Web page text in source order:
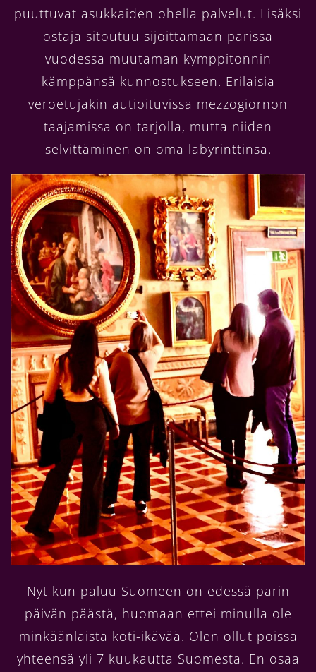
puuttuvat asukkaiden ohella palvelut. Lisäksi
ostaja sitoutuu sijoittamaan parissa
vuodessa muutaman kymppitonnin
kämppänsä kunnostukseen. Erilaisia
veroetujakin autioituvissa mezzogiornon
taajamissa on tarjolla, mutta niiden
selvittäminen on oma labyrinttinsa.
Nyt kun paluu Suomeen on edessä parin
päivän päästä, huomaan ettei minulla ole
minkäänlaista koti-ikävää. Olen ollut poissa
yhteensä yli 7 kuukautta Suomesta. En osaa